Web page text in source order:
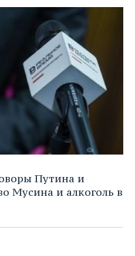
Путина и
Мусина и алкоголь в